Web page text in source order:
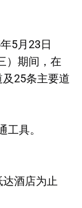
5月23日
）期间，在
25条主要道
具。
酒店为止